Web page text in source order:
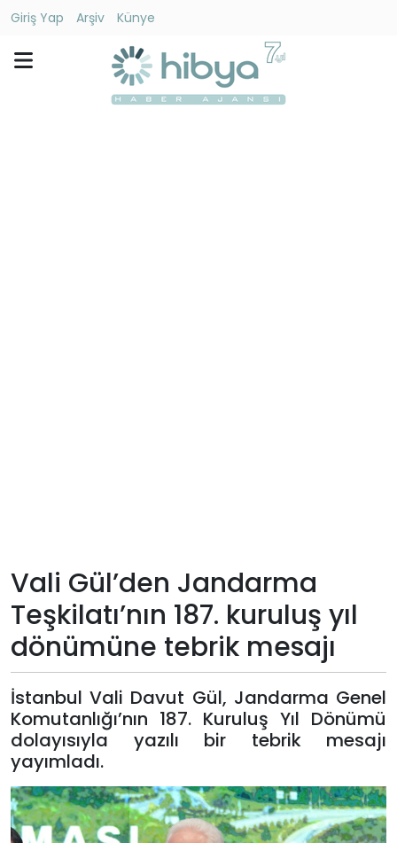
Giriş Yap Arşiv
Künye
Künye
Giriş
Yap
Vali Gül’den Jandarma
Teşkilatı’nın 187. kuruluş yıl
dönümüne tebrik mesajı
İstanbul Vali Davut Gül, Jandarma Genel
Komutanlığı’nın 187. Kuruluş Yıl Dönümü
dolayısıyla yazılı bir tebrik mesajı
yayımladı.